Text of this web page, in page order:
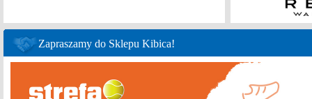
Zapraszamy do Sklepu Kibica!